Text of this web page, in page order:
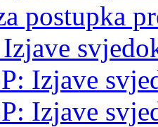
postupka
Izjave
Izjave